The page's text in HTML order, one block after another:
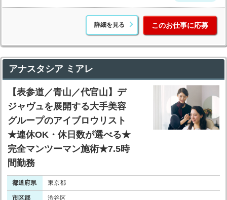
詳細を見る このお仕事に応募
アナスタシア ミアレ
【表参道／青山／代官山】デ
ジャヴュを展開する大手美容
グループのアイブロウリスト
★連休OK・休日数が選べる★
完全マンツーマン施術★7.5時
間勤務
都道府県 東京都
市区郡 渋谷区